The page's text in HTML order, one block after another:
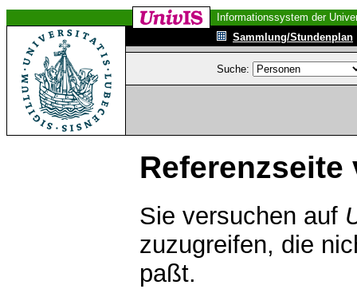
Informationssystem der
Sammlung/Stundenplan
Suche:
Referenzseite
Sie versuchen auf
zuzugreifen, die
paßt.